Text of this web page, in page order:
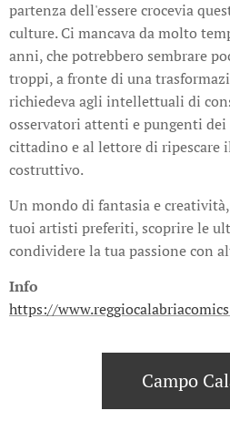
partenza dell'essere crocevia
culture. Ci mancava da molto
anni, che potrebbero sembrare
troppi, a fronte di una
richiedeva agli intellettuali di
osservatori attenti e pungenti
cittadino e al lettore di ripescare
costruttivo.
Un mondo di fantasia e
tuoi artisti preferiti, scoprire le
condividere la tua passione con
Info
https://
Campo